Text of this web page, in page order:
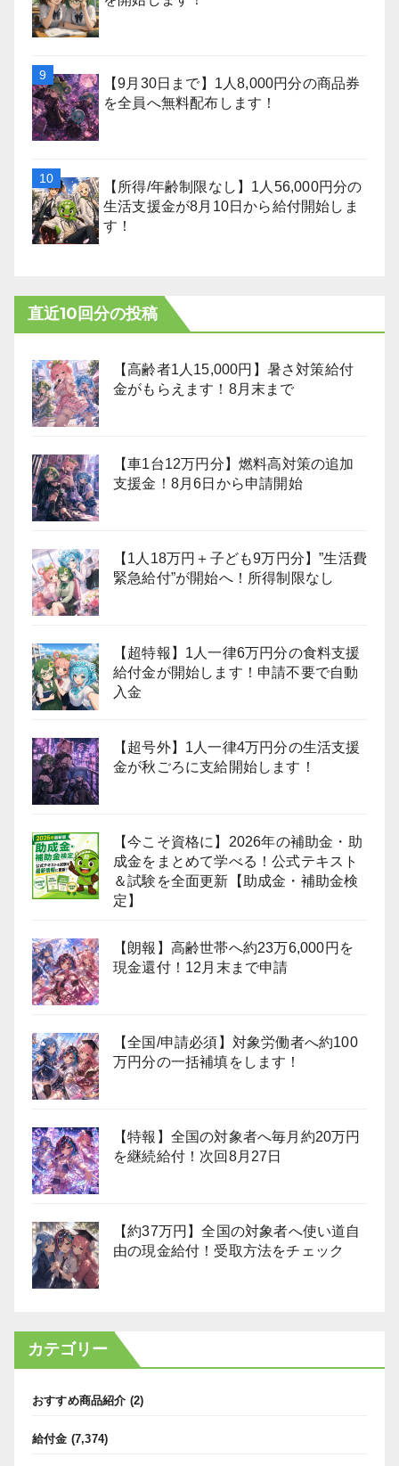
【9月30日まで】1人8,000円分の商品券
を全員へ無料配布します！
【所得/年齢制限なし】1人56,000円分の
生活支援金が8月10日から給付開始しま
す！
直近10回分の投稿
【高齢者1人15,000円】暑さ対策給付
金がもらえます！8月末まで
【車1台12万円分】燃料高対策の追加
支援金！8月6日から申請開始
【1人18万円＋子ども9万円分】”生活費
緊急給付”が開始へ！所得制限なし
【超特報】1人一律6万円分の食料支援
給付金が開始します！申請不要で自動
入金
【超号外】1人一律4万円分の生活支援
金が秋ごろに支給開始します！
【今こそ資格に】2026年の補助金・助
成金をまとめて学べる！公式テキスト
＆試験を全面更新【助成金・補助金検
定】
【朗報】高齢世帯へ約23万6,000円を
現金還付！12月末まで申請
【全国/申請必須】対象労働者へ約100
万円分の一括補填をします！
【特報】全国の対象者へ毎月約20万円
を継続給付！次回8月27日
【約37万円】全国の対象者へ使い道自
由の現金給付！受取方法をチェック
カテゴリー
おすすめ商品紹介 (2)
給付金 (7,374)